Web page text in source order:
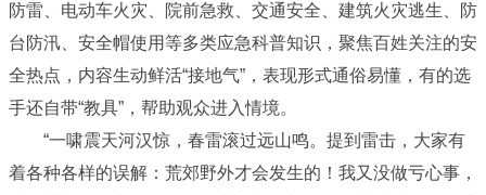
防雷、电动车火灾、院前急救、交通安全、建筑火灾逃生、防
台防汛、安全帽使用等多类应急科普知识，聚焦百姓关注的安
全热点，内容生动鲜活“接地气”，表现形式通俗易懂，有的选
手还自带“教具”，帮助观众进入情境。
“一啸震天河汉惊，春雷滚过远山鸣。提到雷击，大家有
着各种各样的误解：荒郊野外才会发生的！我又没做亏心事，